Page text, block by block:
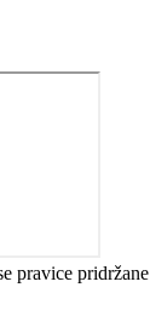
pravice pridržane